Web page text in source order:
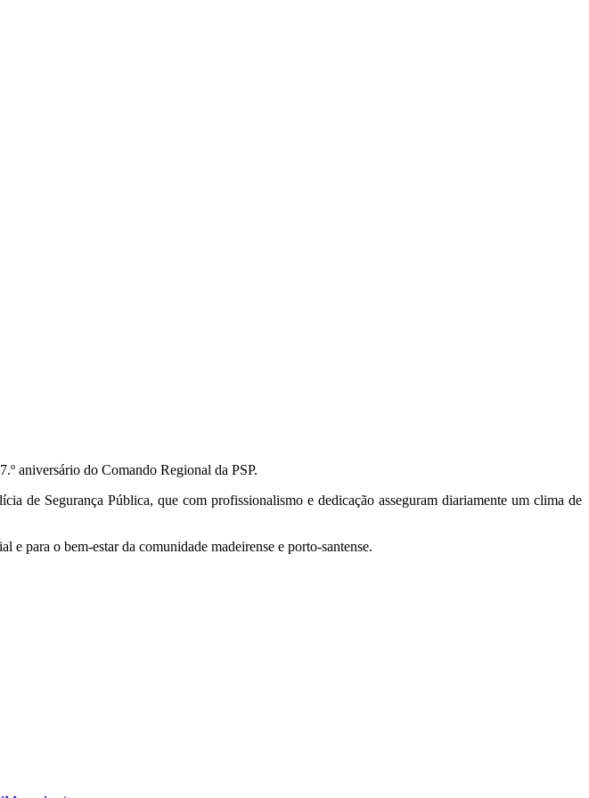
aniversário do Comando Regional da PSP.
de Segurança Pública, que com profissionalismo e dedicação asseguram diariamente um clima de
e para o bem-estar da comunidade madeirense e porto-santense.